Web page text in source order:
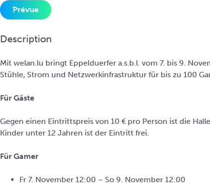
i
n
i
a
l
Prévue
Description
Mit welan.lu bringt Eppelduerfer a.s.b.l. vom 7. bis 9.
Stühle, Strom und Netzwerkinfrastruktur für bis zu 100
Für Gäste
Gegen einen Eintrittspreis von 10 € pro Person ist die
Kinder unter 12 Jahren ist der Eintritt frei.
Für Gamer
Fr 7. November 12:00 – So 9. November 12:00